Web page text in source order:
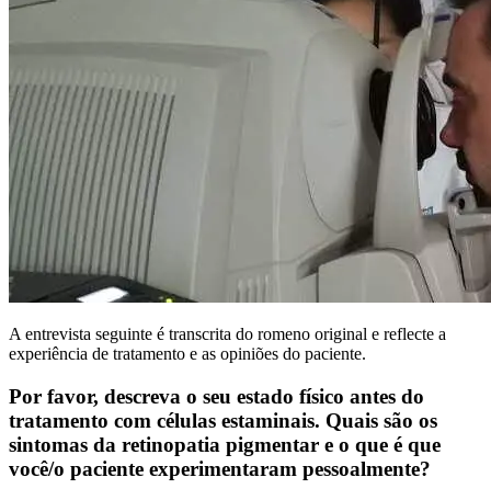
A entrevista seguinte é transcrita do romeno original e reflecte a
experiência de tratamento e as opiniões do paciente.
Por favor, descreva o seu estado físico antes do
tratamento com células estaminais. Quais são os
sintomas da retinopatia pigmentar e o que é que
você/o paciente experimentaram pessoalmente?